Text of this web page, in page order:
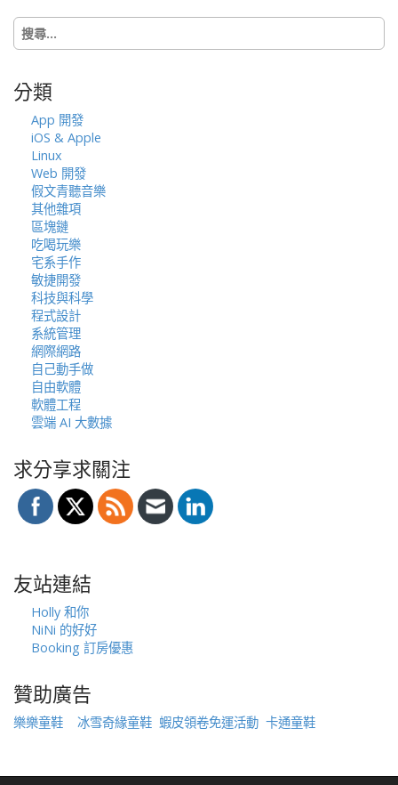
i
o
n
搜
尋
字:
分類
App 開發
iOS & Apple
Linux
Web 開發
假文青聽音樂
其他雜項
區塊鏈
吃喝玩樂
宅系手作
敏捷開發
科技與科學
程式設計
系統管理
網際網路
自己動手做
自由軟體
軟體工程
雲端 AI 大數據
求分享求關注
友站連結
Holly 和你
NiNi 的好好
Booking 訂房優惠
贊助廣告
樂樂童鞋 冰雪奇緣童鞋 蝦皮領卷免運活動 卡通童鞋